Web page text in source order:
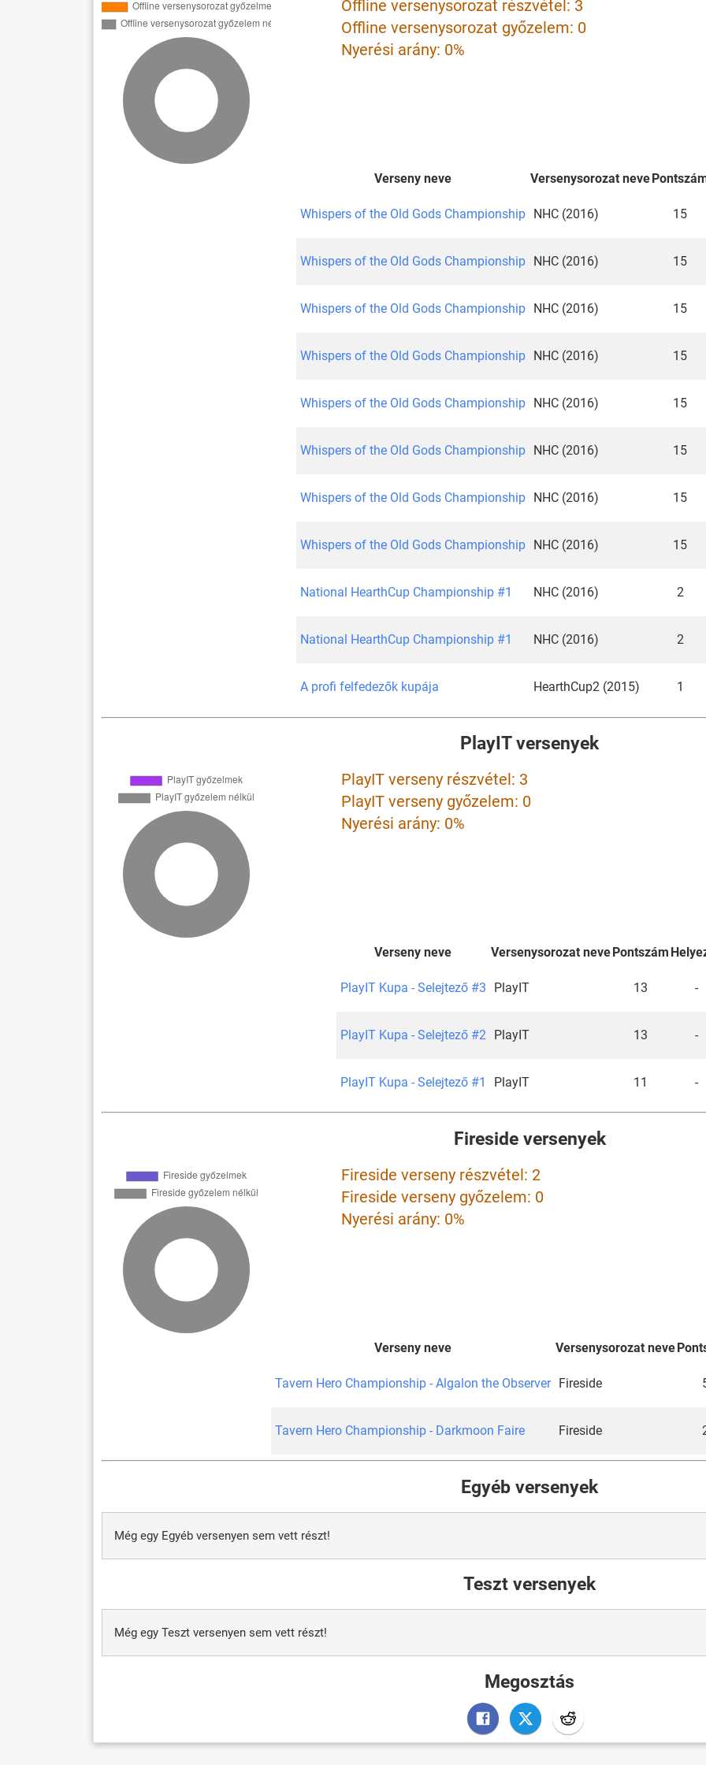
Offline versenysorozat részvétel: 3
Offline versenysorozat győzelem: 0
Nyerési arány: 0%
Verseny neve Versenysorozat neve
Whispers of the Old Gods Championship NHC (2016) 15
Whispers of the Old Gods Championship NHC (2016) 15
Whispers of the Old Gods Championship NHC (2016) 15
Whispers of the Old Gods Championship NHC (2016) 15
Whispers of the Old Gods Championship NHC (2016) 15
Whispers of the Old Gods Championship NHC (2016) 15
Whispers of the Old Gods Championship NHC (2016) 15
Whispers of the Old Gods Championship NHC (2016) 15
National HearthCup Championship #1 NHC (2016) 2
National HearthCup Championship #1 NHC (2016) 2
A profi felfedezők kupája HearthCup2 (2015) 1
PlayIT versenyek
PlayIT verseny részvétel: 3
PlayIT verseny győzelem: 0
Nyerési arány: 0%
Verseny neve Versenysorozat nevePontszám
PlayIT Kupa - Selejtező #3 PlayIT 13 -
PlayIT Kupa - Selejtező #2 PlayIT 13 -
PlayIT Kupa - Selejtező #1 PlayIT 11 -
Fireside versenyek
Fireside verseny részvétel: 2
Fireside verseny győzelem: 0
Nyerési arány: 0%
Verseny neve Versenysorozat neve
Tavern Hero Championship - Algalon the Observer Fireside
Tavern Hero Championship - Darkmoon Faire Fireside
Egyéb versenyek
Még egy Egyéb versenyen sem vett részt!
Teszt versenyek
Még egy Teszt versenyen sem vett részt!
Megosztás